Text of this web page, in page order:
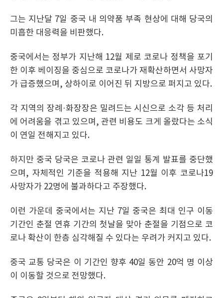
그는 지난달 7일 중국 내 의약품 부족 현상에 대해 당국의
미흡한 대응력을 비판했다.
중국에서는 정부가 지난해 12월 제로 코로나 정책을 포기
한 이후 베이징을 중심으로 코로나가 재확산하면서 사망자
가 급증했으며, 상하이로 이어진 뒤 지방으로 퍼지고 있다.
각 지역의 장례·화장장은 밀려드는 시신으로 소각 등 처리
에 어려움을 겪고 있으며, 관련 비용도 크게 올랐다는 소식
이 연일 전해지고 있다.
하지만 중국 당국은 코로나 관련 일일 통계 발표를 중단했
으며, 자체적인 기준을 적용해 지난 12월 이후 코로나19
사망자가 22명에 불과하다고 주장했다.
이런 가운데 중국에서는 지난 7일 중국은 최대 인구 이동
기간인 춘절 연휴 기간의 첫날을 맞아 춘절을 기점으로 코
로나 확산이 한층 심각해질 수 있다는 우려가 커지고 있다.
중국 교통 당국은 이 기간인 향후 40일 동안 20억 명 이상
이 이동할 것으로 전망했다.